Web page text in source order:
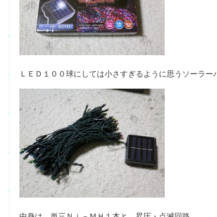
ＬＥＤ１００球にしては小さすぎるように思うソーラー